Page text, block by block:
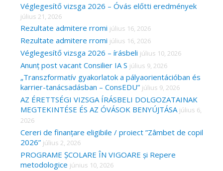
:Véglegesítő vizsga 2026 – Óvás előtti eredmények
július 21, 2026
Rezultate admitere rromi július 16, 2026
Rezultate admitere rromi július 16, 2026
Véglegesítő vizsga 2026 – írásbeli július 10, 2026
Anunț post vacant Consilier IA S július 9, 2026
„Transzformatív gyakorlatok a pályaorientációban és
karrier-tanácsadásban – ConsEDU” július 9, 2026
AZ ÉRETTSÉGI VIZSGA ÍRÁSBELI DOLGOZATAINAK
MEGTEKINTÉSE ÉS AZ ÓVÁSOK BENYÚJTÁSA július 6,
2026
Cereri de finanțare eligibile / proiect ”Zâmbet de copil
2026” július 2, 2026
PROGRAME ȘCOLARE ÎN VIGOARE și Repere
metodologice június 10, 2026